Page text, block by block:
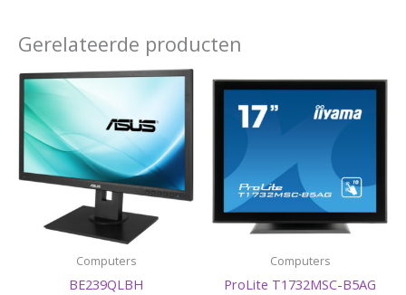
Gerelateerde producten
Computers
BE239QLBH
Computers
ProLite T1732MSC-B5AG